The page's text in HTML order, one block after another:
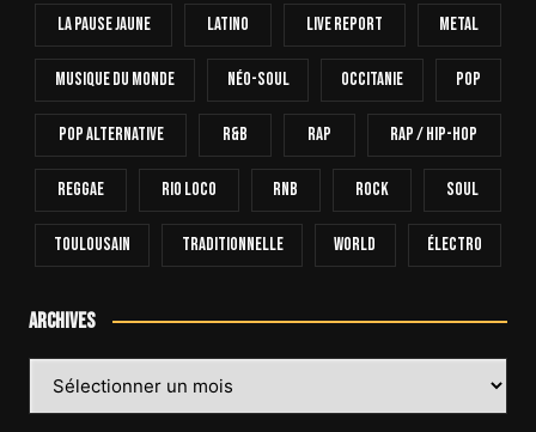
La Pause Jaune Latino Live Report Metal
Musique Du Monde Néo-Soul Occitanie Pop
Pop Alternative R&B Rap Rap / Hip-Hop
Reggae Rio Loco RnB Rock Soul
Toulousain Traditionnelle World Électro
Archives